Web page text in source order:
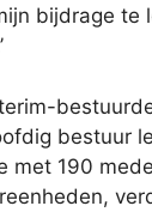
bijdrage te
bestuur
met 190